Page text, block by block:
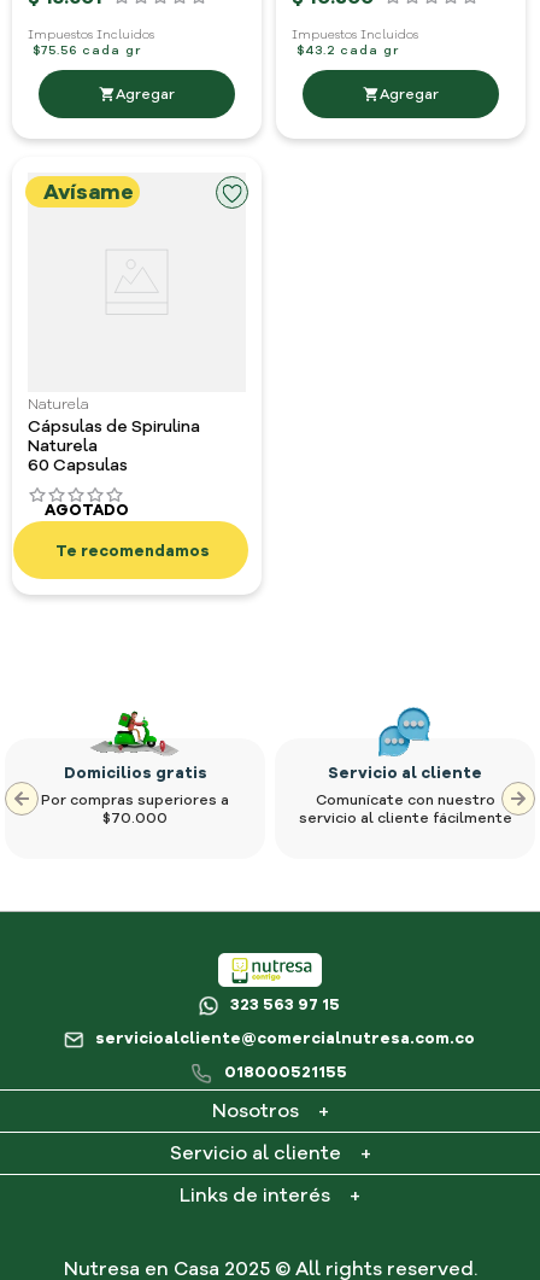
Impuestos Incluidos
$75.56 cada gr
Impuestos Incluidos
$43.2 cada gr
Naturela
Cápsulas de Spirulina
Naturela
60 Capsulas
Impuestos Incluidos
Avísame
AGOTADO
Te recomendamos
Domicilios gratis
Por compras superiores a
$70.000
Servicio al cliente
Comunícate con nuestro
servicio al cliente fácilmente
323 563 97 15
servicioalcliente@comercialnutresa.com.co
018000521155
Nosotros
+
¿Qué es Nutresa en casa?
Contacto
Servicio al cliente
+
Mi cuenta
Links de interés
+
Términos y condiciones
Nutresa en Casa 2025 © All rights reserved.